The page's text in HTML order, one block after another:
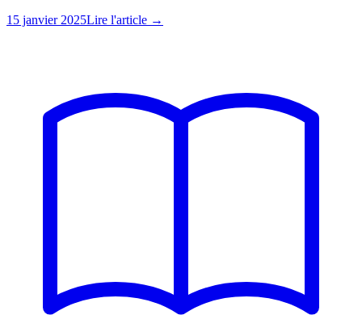
15 janvier 2025Lire l'article →